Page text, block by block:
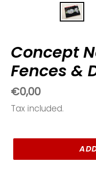
Concept
Fences &
Regular
price
€0,00
Tax included.